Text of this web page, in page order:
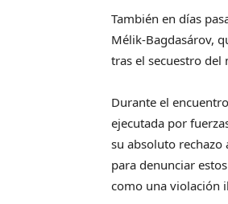
También en días
Mélik-Bagdasárov,
tras el secuestro del
Durante el
ejecutada por
su absoluto
para denunciar
como una violación